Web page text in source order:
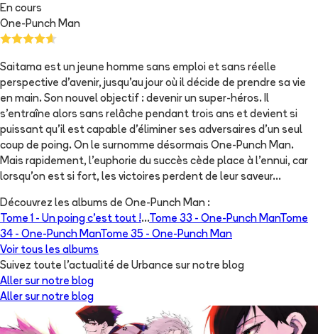
En cours
One-Punch Man
Saitama est un jeune homme sans emploi et sans réelle
perspective d'avenir, jusqu'au jour où il décide de prendre sa vie
en main. Son nouvel objectif : devenir un super-héros. Il
s'entraîne alors sans relâche pendant trois ans et devient si
puissant qu'il est capable d'éliminer ses adversaires d'un seul
coup de poing. On le surnomme désormais One-Punch Man.
Mais rapidement, l'euphorie du succès cède place à l'ennui, car
lorsqu'on est si fort, les victoires perdent de leur saveur...
Découvrez les albums de One-Punch Man :
Tome 1 - Un poing c’est tout !...Tome 33 - One-Punch ManTome
34 - One-Punch ManTome 35 - One-Punch Man
Voir tous les albums
Suivez toute l'actualité de Urbance sur notre blog
Aller sur notre blog
Aller sur notre blog